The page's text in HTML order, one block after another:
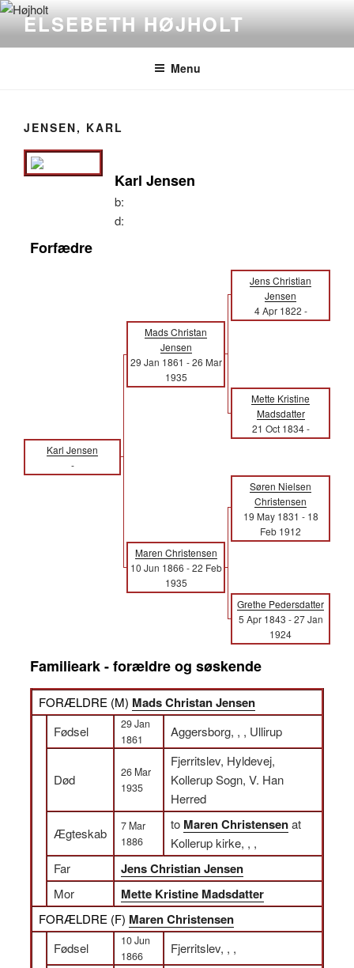
Videre
indhold
ELSEBETH HØJHOLT
Menu
JENSEN, KARL
Karl Jensen
b:
d:
Forfædre
Jens Christian
Jensen
4 Apr 1822 -
Mads Christan
Jensen
29 Jan 1861 -26 Mar
1935
Mette Kristine
Madsdatter
21 Oct 1834-
Karl Jensen
-
Søren Nielsen
Christensen
19 May 1831 - 18
Feb 1912
Maren Christensen
10 Jun 1866 -22 Feb
1935
Grethe Pedersdatter
5 Apr 1843 -27 Jan
1924
Familieark - forældre og søskende
FORÆLDRE (M) Mads Christan Jensen
Fødsel
29 Jan
1861
Aggersborg, , , Ullirup
Død
26 Mar
1935
Fjerritslev, Hyldevej,
Kollerup Sogn, V. Han
Herred
Ægteskab
7 Mar
1886
to Maren Christensenat
Kollerup kirke, , ,
Far
Jens Christian Jensen
Mor Mette Kristine Madsdatter
FORÆLDRE (F) Maren Christensen
Fødsel
10 Jun
1866
Fjerritslev, , ,